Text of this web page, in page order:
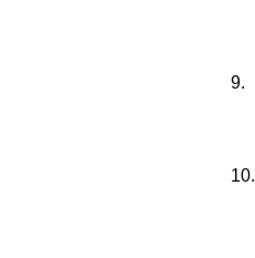
9.
10.